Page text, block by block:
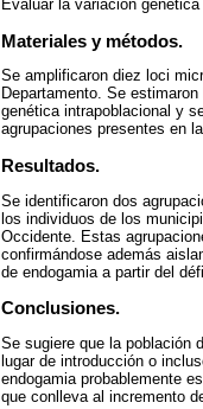
Evaluar la variación
Materiales y métodos.
Se amplificaron diez loci
Departamento. Se
genética intrapoblacional y
agrupaciones presentes en
Resultados.
Se identificaron dos
los individuos de los
Occidente. Estas
confirmándose además
de endogamia a partir del
Conclusiones.
Se sugiere que la población
lugar de introducción o
endogamia probablemente
que conlleva al incremento